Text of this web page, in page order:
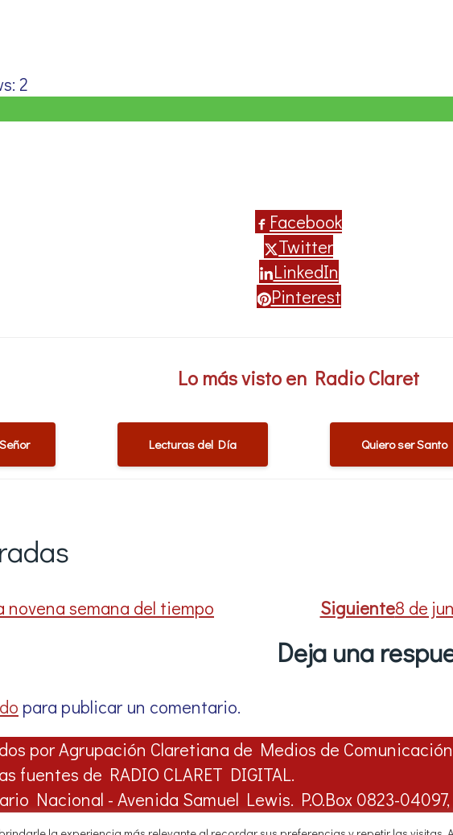
2
Facebook
Twitter
LinkedIn
Pinterest
Lo más visto en Radio Claret
Lecturas del Día Quiero ser Santo
semana del tiempo
Siguiente8 de
Deja una
para publicar un comentario.
por Agrupación Claretiana de Medios de
fuentes de RADIO CLARET DIGITAL.
Nacional - Avenida Samuel Lewis. P.O.Box 0823-
6964 | Whatsapp 6750 0188